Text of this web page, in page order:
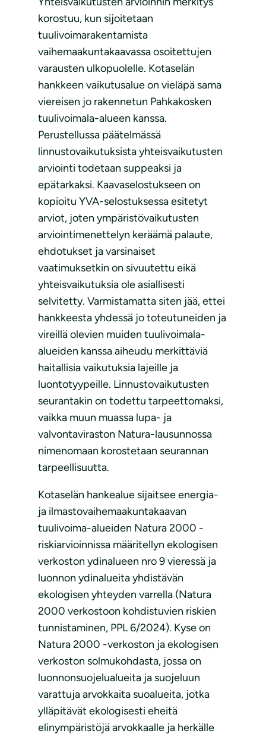
korostuu, kun sijoitetaan
tuulivoimarakentamista
vaihemaakuntakaavassa osoitettujen
varausten ulkopuolelle. Kotaselän
hankkeen vaikutusalue on vieläpä sama
viereisen jo rakennetun Pahkakosken
tuulivoimala-alueen kanssa.
Perustellussa päätelmässä
linnustovaikutuksista yhteisvaikutusten
arviointi todetaan suppeaksi ja
epätarkaksi. Kaavaselostukseen on
kopioitu YVA-selostuksessa esitetyt
arviot, joten ympäristövaikutusten
arviointimenettelyn keräämä palaute,
ehdotukset ja varsinaiset
vaatimuksetkin on sivuutettu eikä
yhteisvaikutuksia ole asiallisesti
selvitetty. Varmistamatta siten jää, ettei
hankkeesta yhdessä jo toteutuneiden ja
vireillä olevien muiden tuulivoimala-
alueiden kanssa aiheudu merkittäviä
haitallisia vaikutuksia lajeille ja
luontotyypeille. Linnustovaikutusten
seurantakin on todettu tarpeettomaksi,
vaikka muun muassa lupa- ja
valvontaviraston Natura-lausunnossa
nimenomaan korostetaan seurannan
tarpeellisuutta.
Kotaselän hankealue sijaitsee energia-
ja ilmastovaihemaakuntakaavan
tuulivoima-alueiden Natura 2000 -
riskiarvioinnissa määritellyn ekologisen
verkoston ydinalueen nro 9 vieressä ja
luonnon ydinalueita yhdistävän
ekologisen yhteyden varrella (Natura
2000 verkostoon kohdistuvien riskien
tunnistaminen, PPL 6/2024). Kyse on
Natura 2000 -verkoston ja ekologisen
verkoston solmukohdasta, jossa on
luonnonsuojelualueita ja suojeluun
varattuja arvokkaita suoalueita, jotka
ylläpitävät ekologisesti eheitä
elinympäristöjä arvokkaalle ja herkälle